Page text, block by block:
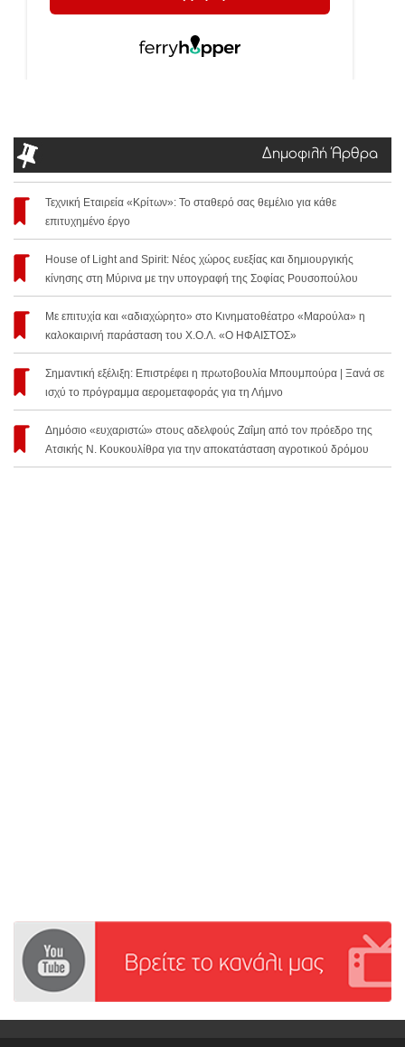
Δημοφιλή Άρθρα
Τεχνική Εταιρεία «Κρίτων»: Το σταθερό σας θεμέλιο για κάθε
επιτυχημένο έργο
House of Light and Spirit: Νέος χώρος ευεξίας και δημιουργικής
κίνησης στη Μύρινα με την υπογραφή της Σοφίας Ρουσοπούλου
Με επιτυχία και «αδιαχώρητο» στο Κινηματοθέατρο «Μαρούλα» η
καλοκαιρινή παράσταση του Χ.Ο.Λ. «Ο ΗΦΑΙΣΤΟΣ»
Σημαντική εξέλιξη: Επιστρέφει η πρωτοβουλία Μπουμπούρα | Ξανά σε
ισχύ το πρόγραμμα αερομεταφοράς για τη Λήμνο
Δημόσιο «ευχαριστώ» στους αδελφούς Ζαΐμη από τον πρόεδρο της
Ατσικής Ν. Κουκουλίθρα για την αποκατάσταση αγροτικού δρόμου